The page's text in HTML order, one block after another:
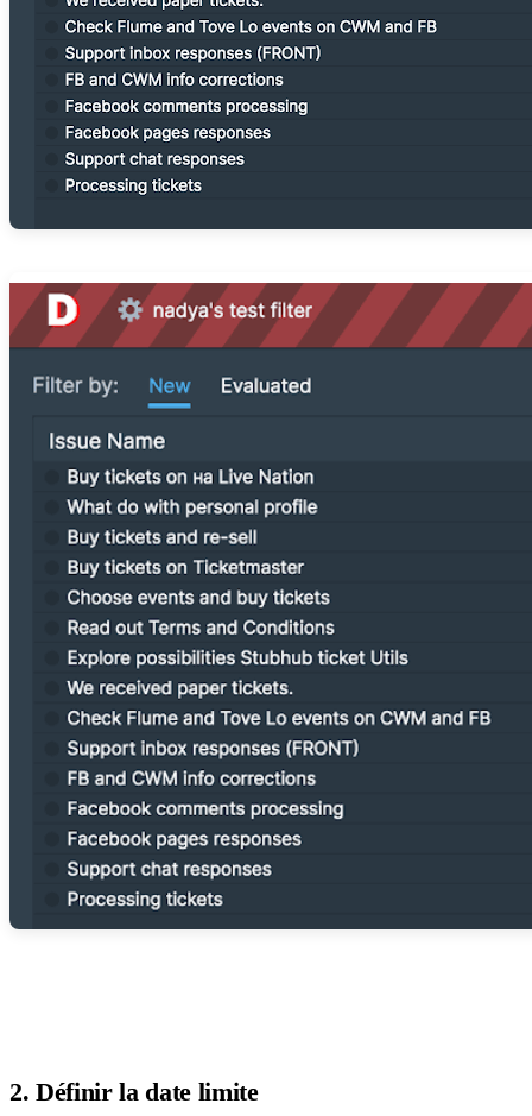
2. Définir la date limite